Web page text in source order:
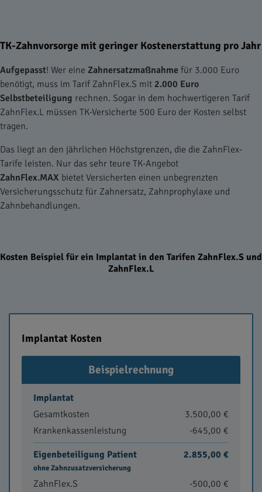
TK-Zahnvorsorge mit geringer Kostenerstattung pro Jahr
Aufgepasst! Wer eine Zahnersatzmaßnahme für 3.000 Euro
benötigt, muss im Tarif ZahnFlex.S mit 2.000 Euro
Selbstbeteiligung rechnen. Sogar in dem hochwertigeren Tarif
ZahnFlex.L müssen TK-Versicherte 500 Euro der Kosten selbst
tragen.
Das liegt an den jährlichen Höchstgrenzen, die die ZahnFlex-
Tarife leisten. Nur das sehr teure TK-Angebot
ZahnFlex.MAX bietet Versicherten einen unbegrenzten
Versicherungsschutz für Zahnersatz, Zahnprophylaxe und
Zahnbehandlungen.
Kosten Beispiel für ein Implantat in den Tarifen ZahnFlex.S und
ZahnFlex.L
Implantat Kosten
Beispielrechnung
Implantat
Gesamtkosten
3.500,00 €
Krankenkassenleistung
-645,00 €
Eigenbeteiligung Patient
ohne Zahnzusatzversicherung
2.855,00 €
ZahnFlex.S -500,00 €